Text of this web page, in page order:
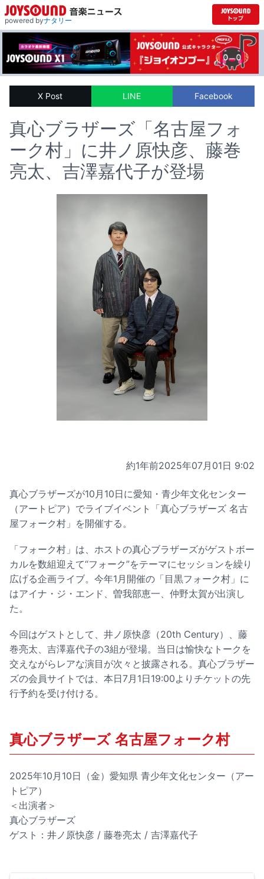
powered byナタリー
X Post LINE Facebook
真心ブラザーズ「名古屋フォ
ーク村」に井ノ原快彦、藤巻
亮太、吉澤嘉代子が登場
約1年前2025年07月01日 9:02
真心ブラザーズが10月10日に愛知・青少年文化センター
（アートピア）でライブイベント「真心ブラザーズ 名古
屋フォーク村」を開催する。
「フォーク村」は、ホストの真心ブラザーズがゲストボー
カルを数組迎えて“フォーク”をテーマにセッションを繰り
広げる企画ライブ。今年1月開催の「目黒フォーク村」に
はアイナ・ジ・エンド、曽我部恵一、仲野太賀が出演し
た。
今回はゲストとして、井ノ原快彦（20th Century）、藤
巻亮太、吉澤嘉代子の3組が登場。当日は愉快なトークを
交えながらレアな演目が次々と披露される。真心ブラザー
ズの会員サイトでは、本日7月1日19:00よりチケットの先
行予約を受け付ける。
真心ブラザーズ 名古屋フォーク村
2025年10月10日（金）愛知県 青少年文化センター（アー
トピア）
＜出演者＞
真心ブラザーズ
ゲスト：井ノ原快彦 / 藤巻亮太 / 吉澤嘉代子